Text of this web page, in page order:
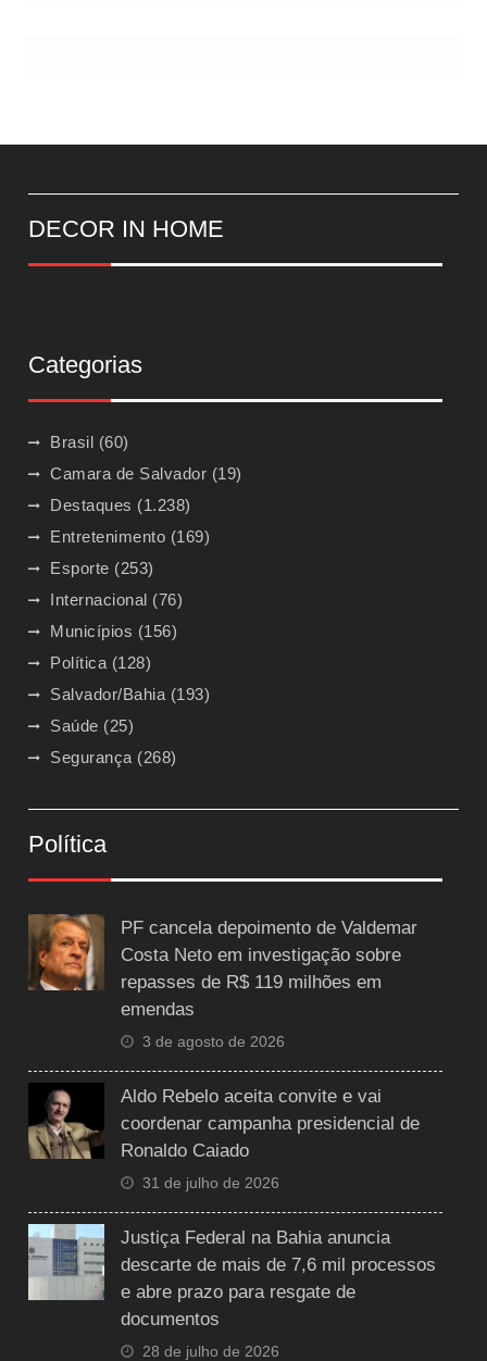
DECOR IN HOME
Categorias
Brasil (60)
Camara de Salvador (19)
Destaques (1.238)
Entretenimento (169)
Esporte (253)
Internacional (76)
Municípios (156)
Política (128)
Salvador/Bahia (193)
Saúde (25)
Segurança (268)
Política
PF cancela depoimento de Valdemar
Costa Neto em investigação sobre
repasses de R$ 119 milhões em
emendas
3 de agosto de 2026
Aldo Rebelo aceita convite e vai
coordenar campanha presidencial de
Ronaldo Caiado
31 de julho de 2026
Justiça Federal na Bahia anuncia
descarte de mais de 7,6 mil processos
e abre prazo para resgate de
documentos
28 de julho de 2026